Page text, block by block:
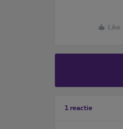
Like
1 reactie